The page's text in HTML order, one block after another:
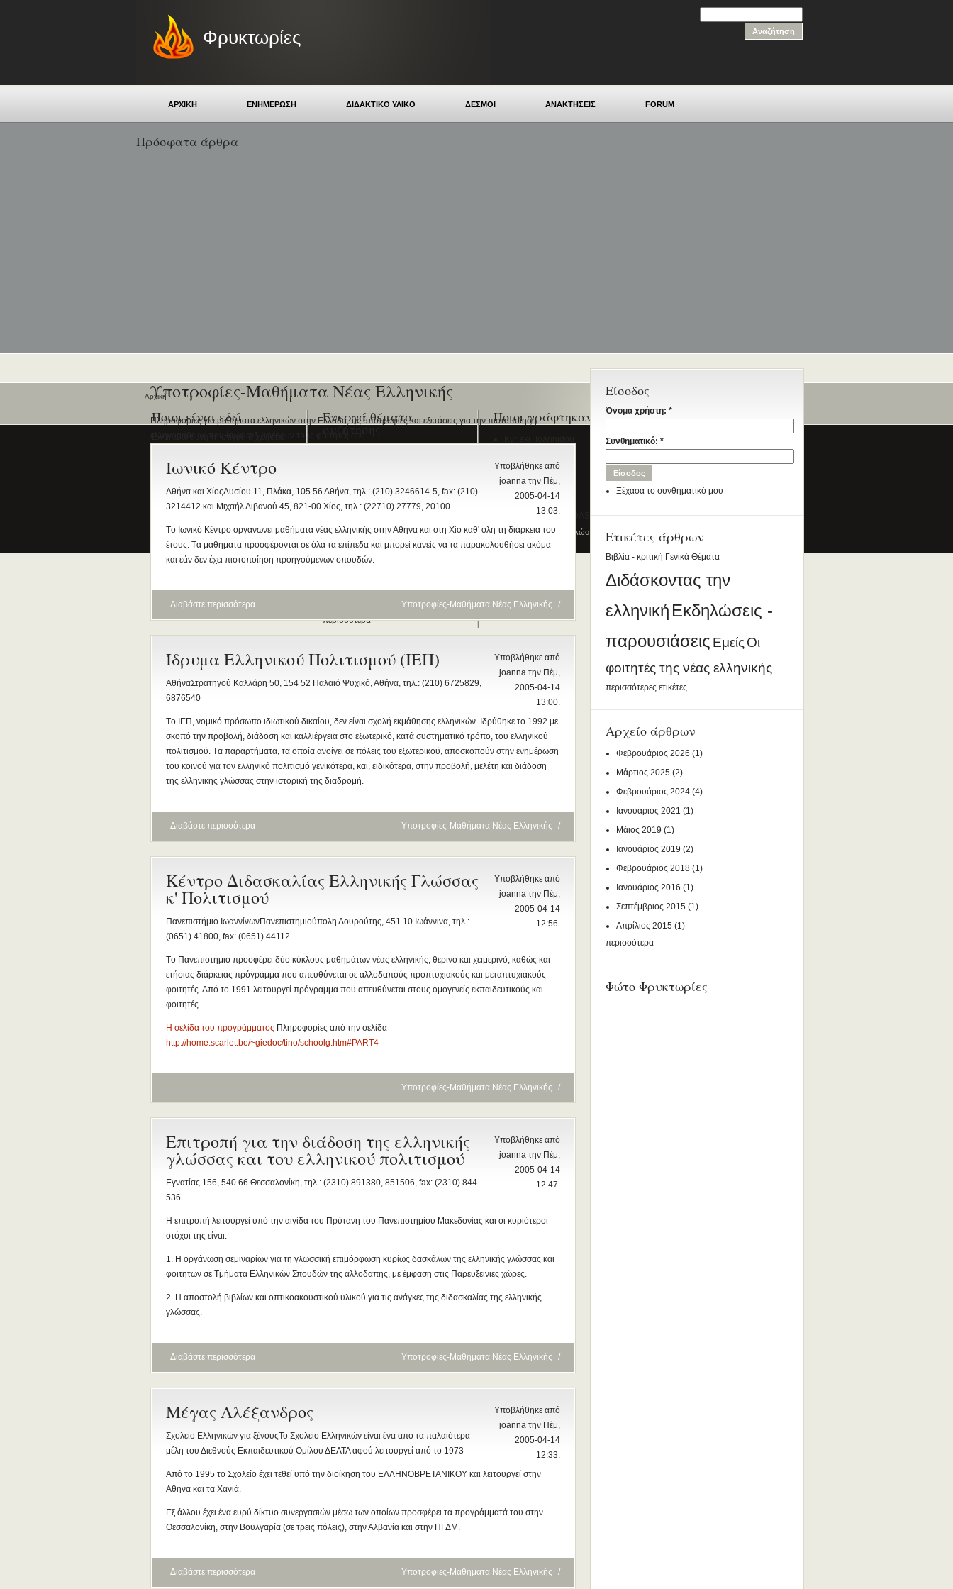
Φρυκτωρίες
ΑΡΧΙΚΗ ΕΝΗΜΕΡΩΣΗ ΔΙΔΑΚΤΙΚΟ ΥΛΙΚΟ ΔΕΣΜΟΙ ΑΝΑΚΤΗΣΕΙΣ FORUM
Πρόσφατα άρθρα
Υποτροφίες-Μαθήματα Νέας Ελληνικής
Πληροφορίες για μαθήματα ελληνικών στην Ελλάδα, τις υποτροφίες και εξετάσεις για την πιστοποίηση
ελληνομάθειας που ίσως ενδιαφέρουν τους φοιτητές σας.
Υποβλήθηκε από
joanna την Πέμ,
2005-04-14
13:03.
Ιωνικό Κέντρο
Αθήνα και ΧίοςΛυσίου 11, Πλάκα, 105 56 Αθήνα, τηλ.: (210) 3246614-5, fax: (210)
3214412 και Μιχαήλ Λιβανού 45, 821-00 Χίος, τηλ.: (22710) 27779, 20100
Tο Ιωνικό Κέντρο οργανώνει μαθήματα νέας ελληνικής στην Αθήνα και στη Χίο καθ' όλη τη διάρκεια του
έτους. Tα μαθήματα προσφέρονται σε όλα τα επίπεδα και μπορεί κανείς να τα παρακολουθήσει ακόμα
και εάν δεν έχει πιστοποίηση προηγούμενων σπουδών.
Υποτροφίες-Μαθήματα Νέας Ελληνικής /
Διαβάστε περισσότερα
Υποβλήθηκε από
joanna την Πέμ,
2005-04-14
13:00.
Ίδρυμα Ελληνικού Πολιτισμού (ΙΕΠ)
ΑθήναΣτρατηγού Καλλάρη 50, 154 52 Παλαιό Ψυχικό, Αθήνα, τηλ.: (210) 6725829,
6876540
Tο ΙΕΠ, νομικό πρόσωπο ιδιωτικού δικαίου, δεν είναι σχολή εκμάθησης ελληνικών. Ιδρύθηκε το 1992 με
σκοπό την προβολή, διάδοση και καλλιέργεια στο εξωτερικό, κατά συστηματικό τρόπο, του ελληνικού
πολιτισμού. Tα παραρτήματα, τα οποία ανοίγει σε πόλεις του εξωτερικού, αποσκοπούν στην ενημέρωση
του κοινού για τον ελληνικό πολιτισμό γενικότερα, και, ειδικότερα, στην προβολή, μελέτη και διάδοση
της ελληνικής γλώσσας στην ιστορική της διαδρομή.
Υποτροφίες-Μαθήματα Νέας Ελληνικής /
Διαβάστε περισσότερα
Υποβλήθηκε από
joanna την Πέμ,
2005-04-14
12:56.
Κέντρο Διδασκαλίας Ελληνικής Γλώσσας
κ' Πολιτισμού
Πανεπιστήμιο ΙωαννίνωνΠανεπιστημιούπολη Δουρούτης, 451 10 Ιωάννινα, τηλ.:
(0651) 41800, fax: (0651) 44112
Tο Πανεπιστήμιο προσφέρει δύο κύκλους μαθημάτων νέας ελληνικής, θερινό και χειμερινό, καθώς και
ετήσιας διάρκειας πρόγραμμα που απευθύνεται σε αλλοδαπούς προπτυχιακούς και μεταπτυχιακούς
φοιτητές. Από το 1991 λειτουργεί πρόγραμμα που απευθύνεται στους ομογενείς εκπαιδευτικούς και
φοιτητές.
Η σελίδα του προγράμματος Πληροφορίες από την σελίδα
http://home.scarlet.be/~giedoc/tino/schoolg.htm#PART4
Υποτροφίες-Μαθήματα Νέας Ελληνικής /
Υποβλήθηκε από
joanna την Πέμ,
2005-04-14
12:47.
Επιτροπή για την διάδοση της ελληνικής
γλώσσας και του ελληνικού πολιτισμού
Εγνατίας 156, 540 66 Θεσσαλονίκη, τηλ.: (2310) 891380, 851506, fax: (2310) 844
536
Η επιτροπή λειτουργεί υπό την αιγίδα του Πρύτανη του Πανεπιστημίου Μακεδονίας και οι κυριότεροι
στόχοι της είναι:
1. Η οργάνωση σεμιναρίων για τη γλωσσική επιμόρφωση κυρίως δασκάλων της ελληνικής γλώσσας και
φοιτητών σε Tμήματα Ελληνικών Σπουδών της αλλοδαπής, με έμφαση στις Παρευξείνιες χώρες.
2. Η αποστολή βιβλίων και οπτικοακουστικού υλικού για τις ανάγκες της διδασκαλίας της ελληνικής
γλώσσας.
Υποτροφίες-Μαθήματα Νέας Ελληνικής /
Διαβάστε περισσότερα
Υποβλήθηκε από
joanna την Πέμ,
2005-04-14
12:33.
Μέγας Αλέξανδρος
Σχολείο Ελληνικών για ξένουςΤο Σχολείο Ελληνικών είναι ένα από τα παλαιότερα
μέλη του Διεθνούς Εκπαιδευτικού Ομίλου ΔΕΛΤΑ αφού λειτουργεί από το 1973
Από το 1995 το Σχολείο έχει τεθεί υπό την διοίκηση του ΕΛΛΗΝΟΒΡΕΤΑΝΙΚΟΥ και λειτουργεί στην
Αθήνα και τα Χανιά.
Εξ άλλου έχει ένα ευρύ δίκτυο συνεργασιών μέσω των οποίων προσφέρει τα προγράμματά του στην
Θεσσαλονίκη, στην Βουλγαρία (σε τρεις πόλεις), στην Αλβανία και στην ΠΓΔΜ.
Υποτροφίες-Μαθήματα Νέας Ελληνικής /
Διαβάστε περισσότερα
Είσοδος
Όνομα χρήστη: *
Συνθηματικό: *
Ξέχασα το συνθηματικό μου
Ετικέτες άρθρων
Βιβλία - κριτική Γενικά Θέματα
Διδάσκοντας την
ελληνική Εκδηλώσεις -
παρουσιάσεις Εμείς Οι
φοιτητές της νέας ελληνικής
περισσότερες ετικέτες
Αρχείο άρθρων
Φεβρουάριος 2026 (1)
Μάρτιος 2025 (2)
Φεβρουάριος 2024 (4)
Ιανουάριος 2021 (1)
Μάιος 2019 (1)
Ιανουάριος 2019 (2)
Φεβρουάριος 2018 (1)
Ιανουάριος 2016 (1)
Σεπτέμβριος 2015 (1)
Απρίλιος 2015 (1)
περισσότερα
Φώτο Φρυκτωρίες
Αρχική
Ποιοι είναι εδώ Ενεργά θέματα
συζήτησης
Λευκωσίας σε συνεργασία με το
ΚΕΓ
το πιστοποιητικό επιπέδου Γ2
Πρώτο Διεθνές Συνέδριο
Νεοελληνικών Σπουδών
Τα διδακτικά εγχειρίδια
περισσότερα
Ποιοι γράφτηκαν τελευταία
John Kazazis
paris
DIMITRIOS STAFIDAS
© 2012 Κέντρο Ελληνικής Γλώσσας -Πύλη για την Ελληνική Γλώσσα